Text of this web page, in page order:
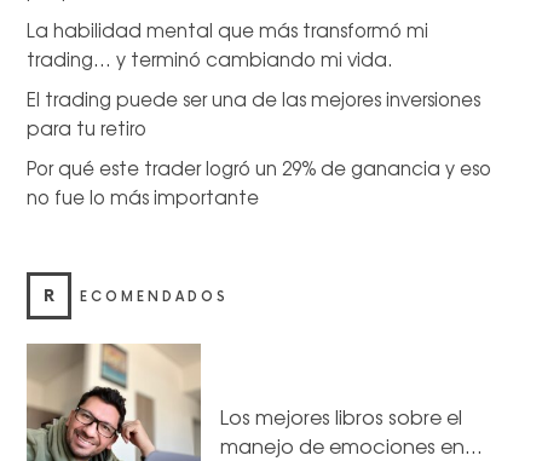
La habilidad mental que más transformó mi
trading… y terminó cambiando mi vida.
El trading puede ser una de las mejores inversiones
para tu retiro
Por qué este trader logró un 29% de ganancia y eso
no fue lo más importante
R ECOMENDADOS
Los mejores libros sobre el
manejo de emociones en…